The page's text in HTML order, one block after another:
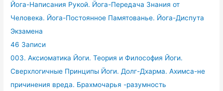
Йога-Написания Рукой. Йога-Передача Знания от
Человека. Йога-Постоянное Памятованье. Йога-Диспута
Экзамена
46 Записи
003. Аксиоматика Йоги. Теория и Философия Йоги.
Сверхлогичные Принципы Йоги. Долг-Дхарма. Ахимса-не
причинения вреда. Брахмочарья -разумность